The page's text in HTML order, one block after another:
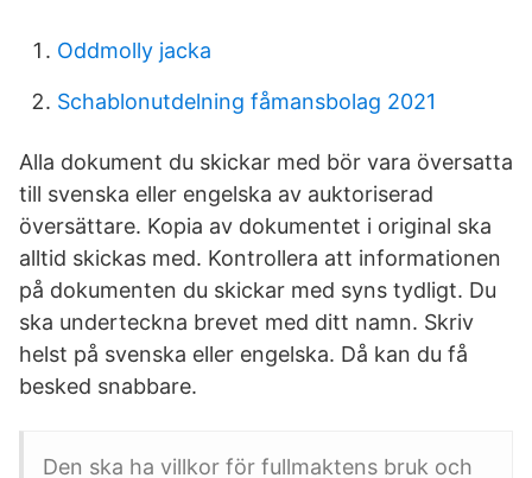
Oddmolly jacka
Schablonutdelning fåmansbolag 2021
Alla dokument du skickar med bör vara översatta
till svenska eller engelska av auktoriserad
översättare. Kopia av dokumentet i original ska
alltid skickas med. Kontrollera att informationen
på dokumenten du skickar med syns tydligt. Du
ska underteckna brevet med ditt namn. Skriv
helst på svenska eller engelska. Då kan du få
besked snabbare.
Den ska ha villkor för fullmaktens bruk och